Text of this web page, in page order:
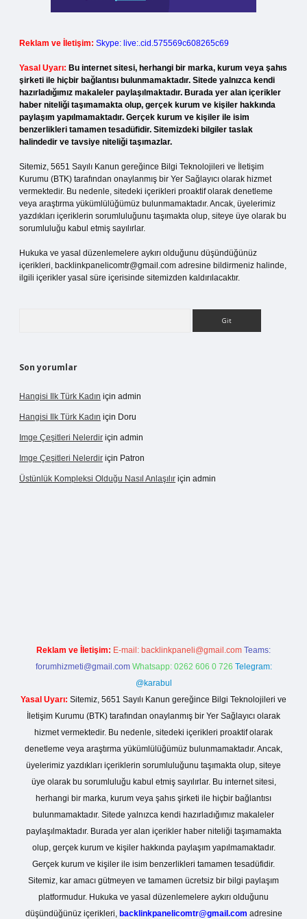
Reklam ve İletişim: Skype: live:.cid.575569c608265c69
Yasal Uyarı: Bu internet sitesi, herhangi bir marka, kurum veya şahıs
şirketi ile hiçbir bağlantısı bulunmamaktadır. Sitede yalnızca kendi
hazırladığımız makaleler paylaşılmaktadır. Burada yer alan içerikler
haber niteliği taşımamakta olup, gerçek kurum ve kişiler hakkında
paylaşım yapılmamaktadır. Gerçek kurum ve kişiler ile isim
benzerlikleri tamamen tesadüfidir. Sitemizdeki bilgiler taslak
halindedir ve tavsiye niteliği taşımazlar.
Sitemiz, 5651 Sayılı Kanun gereğince Bilgi Teknolojileri ve İletişim
Kurumu (BTK) tarafından onaylanmış bir Yer Sağlayıcı olarak hizmet
vermektedir. Bu nedenle, sitedeki içerikleri proaktif olarak denetleme
veya araştırma yükümlülüğümüz bulunmamaktadır. Ancak, üyelerimiz
yazdıkları içeriklerin sorumluluğunu taşımakta olup, siteye üye olarak bu
sorumluluğu kabul etmiş sayılırlar.
Hukuka ve yasal düzenlemelere aykırı olduğunu düşündüğünüz
içerikleri, backlinkpanelicomtr@gmail.com adresine bildirmeniz halinde,
ilgili içerikler yasal süre içerisinde sitemizden kaldırılacaktır.
Son yorumlar
Hangisi Ilk Türk Kadın için admin
Hangisi Ilk Türk Kadın için Doru
Imge Çeşitleri Nelerdir için admin
Imge Çeşitleri Nelerdir için Patron
Üstünlük Kompleksi Olduğu Nasıl Anlaşılır için admin
Reklam ve İletişim: E-mail: backlinkpaneli@gmail.com Teams:
forumhizmeti@gmail.com Whatsapp: 0262 606 0 726 Telegram:
@karabul
Yasal Uyarı: Sitemiz, 5651 Sayılı Kanun gereğince Bilgi Teknolojileri ve
İletişim Kurumu (BTK) tarafından onaylanmış bir Yer Sağlayıcı olarak
hizmet vermektedir. Bu nedenle, sitedeki içerikleri proaktif olarak
denetleme veya araştırma yükümlülüğümüz bulunmamaktadır. Ancak,
üyelerimiz yazdıkları içeriklerin sorumluluğunu taşımakta olup, siteye
üye olarak bu sorumluluğu kabul etmiş sayılırlar. Bu internet sitesi,
herhangi bir marka, kurum veya şahıs şirketi ile hiçbir bağlantısı
bulunmamaktadır. Sitede yalnızca kendi hazırladığımız makaleler
paylaşılmaktadır. Burada yer alan içerikler haber niteliği taşımamakta
olup, gerçek kurum ve kişiler hakkında paylaşım yapılmamaktadır.
Gerçek kurum ve kişiler ile isim benzerlikleri tamamen tesadüfidir.
Sitemiz, kar amacı gütmeyen ve tamamen ücretsiz bir bilgi paylaşım
platformudur. Hukuka ve yasal düzenlemelere aykırı olduğunu
düşündüğünüz içerikleri, backlinkpanelicomtr@gmail.com adresine